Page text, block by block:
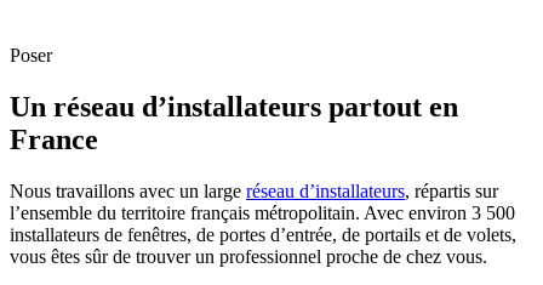
Poser
Un réseau d’installateurs partout en
France
Nous travaillons avec un large réseau d’installateurs, répartis sur
l’ensemble du territoire français métropolitain. Avec environ 3 500
installateurs de fenêtres, de portes d’entrée, de portails et de volets,
vous êtes sûr de trouver un professionnel proche de chez vous.